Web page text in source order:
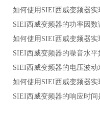
如何使用SIEI西威变频器
SIEI西威变频器的功率因数
如何使用SIEI西威变频器
SIEI西威变频器的噪音水平
SIEI西威变频器的电压波动
如何使用SIEI西威变频器实
SIEI西威变频器的响应时间